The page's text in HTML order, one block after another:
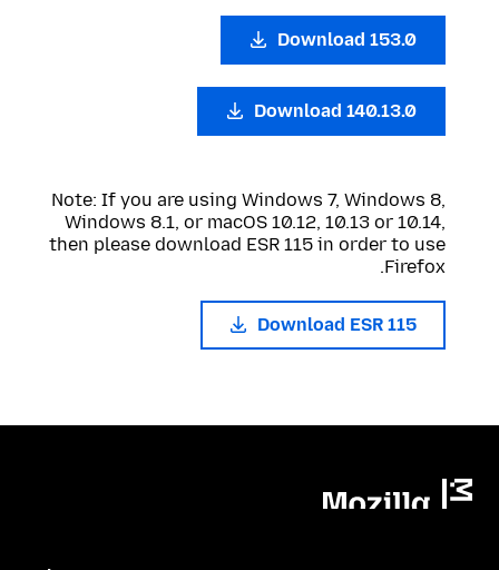
Download 153.0
Download 140.13.0
Note: If you are using Windows 7, Windows 8,
Windows 8.1, or macOS 10.12, 10.13 or 10.14,
then please download ESR 115 in order to use
Firefox.
Download ESR 115